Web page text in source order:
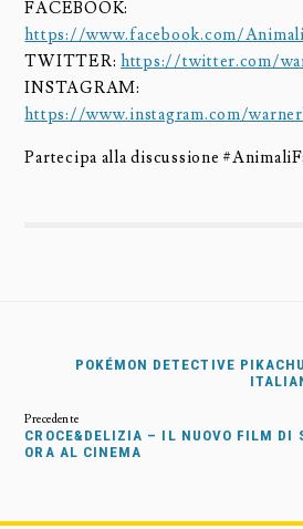
FACEBOOK:
https://www.facebook.com/
TWITTER:https://twitter.com/
INSTAGRAM:
https://www.instagram.com/
Partecipa alla discussione
POKÉMON DETECTIVE
CROCE&DELIZIA – IL NUOVO FILM DI
ORA AL CINEMA